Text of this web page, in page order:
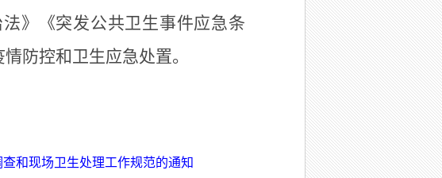
》《突发公共卫生事件应急条
防控和卫生应急处置。
和现场卫生处理工作规范的通知